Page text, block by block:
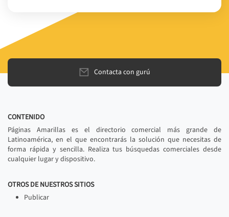
Contacta con gurú
CONTENIDO
Páginas Amarillas es el directorio comercial más grande de
Latinoamérica, en el que encontrarás la solución que necesitas de
forma rápida y sencilla. Realiza tus búsquedas comerciales desde
cualquier lugar y dispositivo.
OTROS DE NUESTROS SITIOS
Publicar